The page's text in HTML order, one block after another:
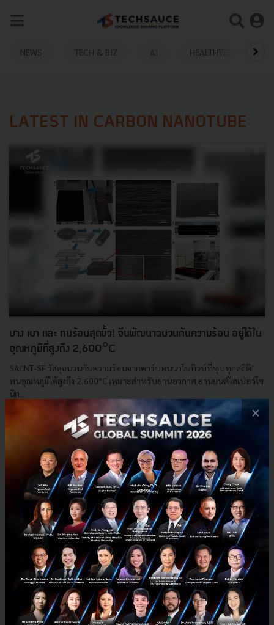
NEWS TECH & BIZ AI HEALTHTECH
LATEST IN CARBON NANOTUBE
บาง เบา และ ทนร้อนสุดขั้ว! จีนพัฒนาฉนวนกันความร้อน อยู่ได้ใน
อุณหภูมิที่สูงถึง 2,600°C
SACNT-SF วัสดุฉนวนกันความร้อนจากคาร์บอนนาโนทิวบ์ที่ทุบทุกสถิติ!
ทนอุณหภูมิได้สูงถึง 2,600°C เหมาะสำหรับยานอวกาศ ยานยนต์ไฮเปอร์โซ
นิก...
| ByTechsauce Team
Aerospace Hypersonic Carbon Nanotube
E-mail :contact@techsauce.co
Tel : 02-001-5375
Mobile : 06-4658-9500
×